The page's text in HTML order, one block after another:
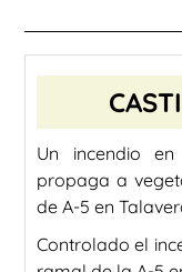
Un incendio
propaga a
de A-5 en
Controlado el